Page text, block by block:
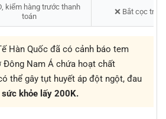
kiểm hàng trước thanh
toán
❌ Bắt cọc
Hàn Quốc đã có cảnh báo tem
Đông Nam Á chứa hoạt chất
thể gây tụt huyết áp đột ngột, đau
khỏe lấy 200K.